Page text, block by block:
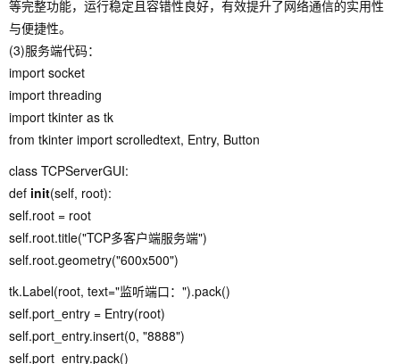
等完整功能，运行稳定且容错性良好，有效提升了网络通信的实用性
与便捷性。
(3)服务端代码：
import socket
import threading
import tkinter as tk
from tkinter import scrolledtext, Entry, Button
class TCPServerGUI:
def init(self, root):
self.root = root
self.root.title("TCP多客户端服务端")
self.root.geometry("600x500")
tk.Label(root, text="监听端口：").pack()
self.port_entry = Entry(root)
self.port_entry.insert(0, "8888")
self.port_entry.pack()